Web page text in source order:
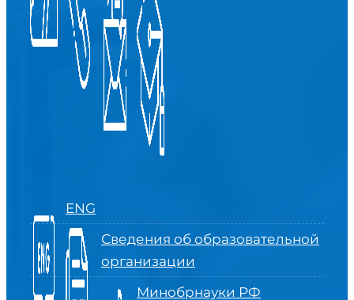
ENG
Сведения об образовательной
организации
Минобрнауки РФ